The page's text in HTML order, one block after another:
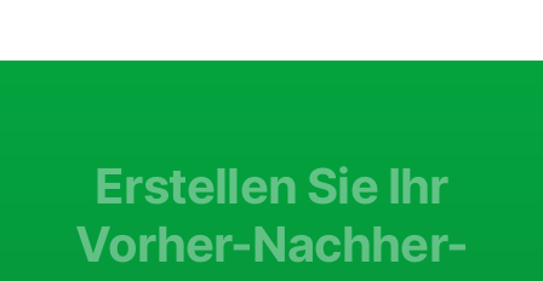
Erstellen Sie Ihr
Vorher-Nachher-